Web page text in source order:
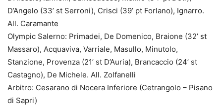
D’Angelo (33’ st Serroni), Crisci (39’ pt Forlano), Ignarro.
All. Caramante
Olympic Salerno: Primadei, De Domenico, Braione (32’ st
Massaro), Acquaviva, Varriale, Masullo, Minutolo,
Stanzione, Provenza (21’ st D’Auria), Brancaccio (24’ st
Castagno), De Michele. All. Zolfanelli
Arbitro: Cesarano di Nocera Inferiore (Cetrangolo – Pisano
di Sapri)